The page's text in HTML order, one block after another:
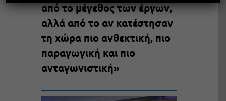
από το μέγεθος των έργων,
αλλά από το αν κατέστησαν
τη χώρα πιο ανθεκτική, πιο
παραγωγική και πιο
ανταγωνιστική»